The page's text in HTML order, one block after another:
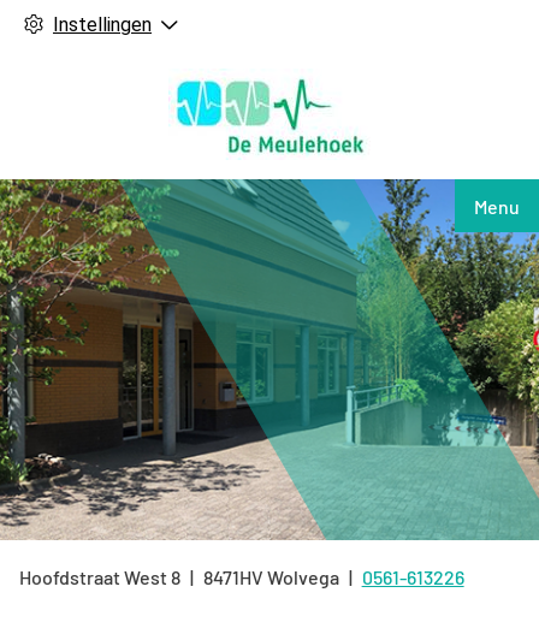
Instellingen
Menu
Hoofdstraat West8 8471HV Wolvega Tel:
0561-613226